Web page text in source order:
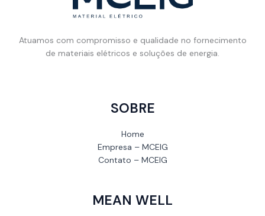
Atuamos com compromisso e qualidade no fornecimento
de materiais elétricos e soluções de energia.
SOBRE
Home
Empresa – MCEIG
Contato – MCEIG
MEAN WELL